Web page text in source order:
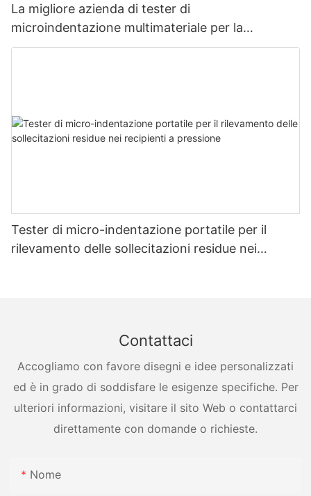
La migliore azienda di tester di
microindentazione multimateriale per la
misurazione della resistenza e dello stress -
Tester di micro-indentazione portatile per il
rilevamento delle sollecitazioni residue nei
Contattaci
Accogliamo con favore disegni e idee personalizzati
ed è in grado di soddisfare le esigenze specifiche. Per
ulteriori informazioni, visitare il sito Web o contattarci
direttamente con domande o richieste.
Nome